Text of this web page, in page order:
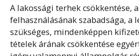
A lakossági terhek csökkentése,
felhasználásának szabadsága, a
szükséges, mindenképpen
tételek árának csökkentése